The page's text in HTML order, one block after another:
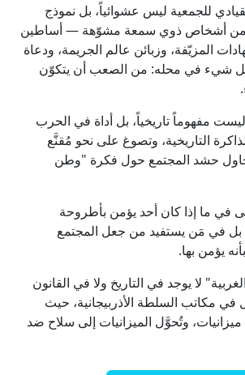
للجمعية ليس عشوائياً، بل نموذج
من أشخاص ذوي سمعة مشوّهة — أساطين
المزيّفة، وزبائن عالم الجريمة، ودعاة
شيء في محله: من الصعب أن يتكوّن
مفهوماً تاريخياً، بل أداة في الحرب
التاريخية، وتصوغ على نحو مُقنَّع
حشد المجتمع حول فكرة "وطن
في ما إذا كان أحد يؤمن بأطروحة
بل في مَن يستفيد من جعل المجتمع
يؤمن بها.
لا يوجد في التاريخ ولا في القانون
في مكاتب السلطة الأذربيجانية، حيث
وتُحوَّل الميزانيات إلى سلاح ضد